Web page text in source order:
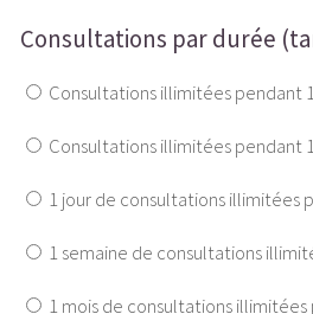
Consultations par durée
Consultations illimitées pendant
Consultations illimitées pendant
1 jour de consultations illimitées
1 semaine de consultations
1 mois de consultations illimitées